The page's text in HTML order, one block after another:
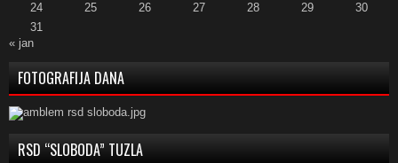
24
25 26 27 28 29
30
31
« jan
FOTOGRAFIJA DANA
RSD “SLOBODA” TUZLA